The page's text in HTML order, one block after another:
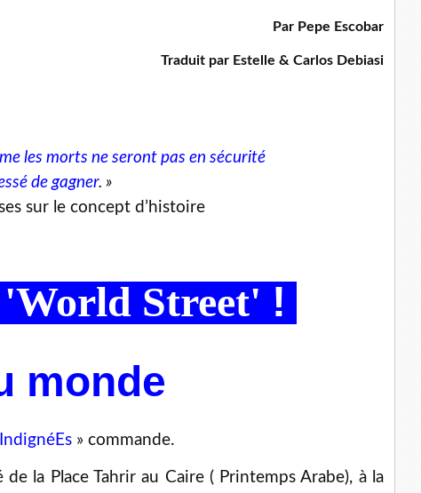
Par Pepe Escobar
Traduit par Estelle & Carlos Debiasi
les morts ne seront pas en sécurité
de gagner. »
sur le concept d’histoire
'World Street' !
monde
» commande.
de la Place Tahrir au Caire ( Printemps Arabe), à la